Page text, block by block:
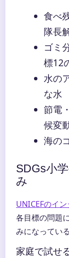
食べ
隊長
ゴミ
標12
水の
な水
節電
候変
海の
SDGs小
み
UNICEFのイ
各目標の問題
みになってい
家庭で試せ